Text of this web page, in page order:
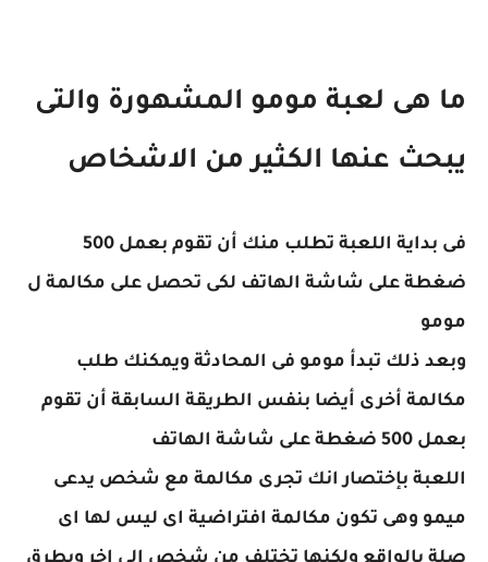
ما هى لعبة مومو المشهورة والتى
يبحث عنها الكثير من الاشخاص
فى بداية اللعبة تطلب منك أن تقوم بعمل 500
ضغطة على شاشة الهاتف لكى تحصل على مكالمة ل
مومو
وبعد ذلك تبدأ مومو فى المحادثة ويمكنك طلب
مكالمة أخرى أيضا بنفس الطريقة السابقة أن تقوم
بعمل 500 ضغطة على شاشة الهاتف
اللعبة بإختصار انك تجرى مكالمة مع شخص يدعى
ميمو وهى تكون مكالمة افتراضية اى ليس لها اى